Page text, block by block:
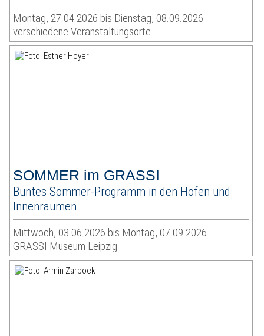
Montag, 27.04.2026 bis Dienstag, 08.09.2026
verschiedene Veranstaltungsorte
SOMMER im GRASSI
Buntes Sommer-Programm in den Höfen und
Innenräumen
Mittwoch, 03.06.2026 bis Montag, 07.09.2026
GRASSI Museum Leipzig